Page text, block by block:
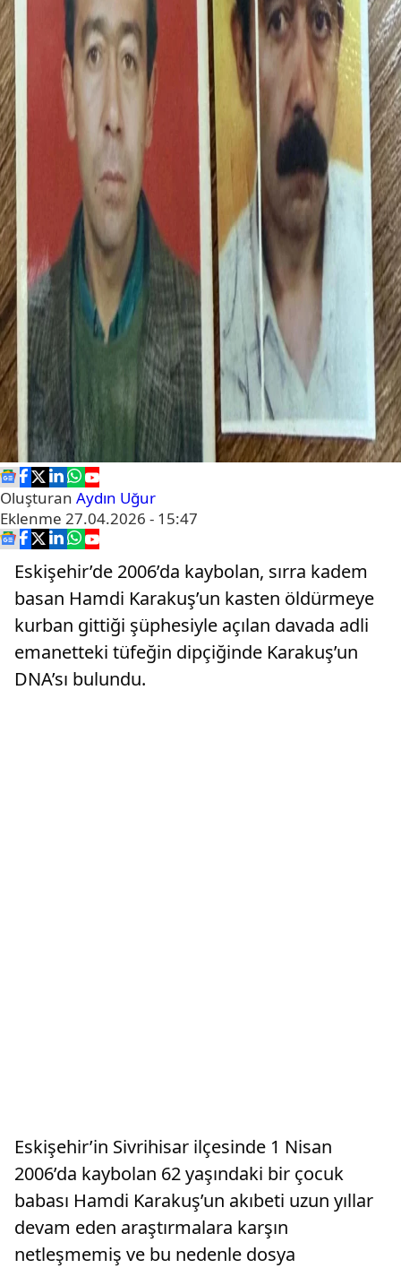
Oluşturan Aydın Uğur
Eklenme 27.04.2026 - 15:47
Eskişehir’de 2006’da kaybolan, sırra kadem
basan Hamdi Karakuş’un kasten öldürmeye
kurban gittiği şüphesiyle açılan davada adli
emanetteki tüfeğin dipçiğinde Karakuş’un
DNA’sı bulundu.
Eskişehir’in Sivrihisar ilçesinde 1 Nisan
2006’da kaybolan 62 yaşındaki bir çocuk
babası Hamdi Karakuş’un akıbeti uzun yıllar
devam eden araştırmalara karşın
netleşmemiş ve bu nedenle dosya